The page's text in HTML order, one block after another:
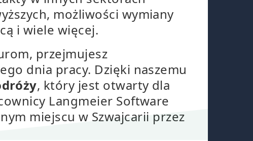
możliwości wymiany
i wiele więcej.
przejmujesz
dnia pracy. Dzięki naszemu
, który jest otwarty dla
Langmeier Software
miejscu w Szwajcarii przez